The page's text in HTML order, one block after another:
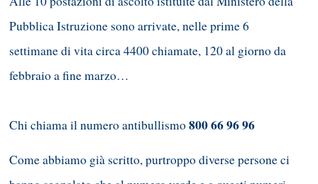
Pubblica Istruzione sono arrivate, nelle prime 6
settimane di vita circa 4400 chiamate, 120 al giorno da
febbraio a fine marzo…
Chi chiama il numero antibullismo800 66 96 96
Come abbiamo già scritto, purtroppo diverse persone ci